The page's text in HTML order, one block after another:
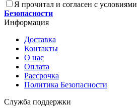
Я прочитал и согласен с условиями
Безопасности
Информация
Доставка
Контакты
О нас
Оплата
Рассрочка
Политика Безопасности
Служба поддержки